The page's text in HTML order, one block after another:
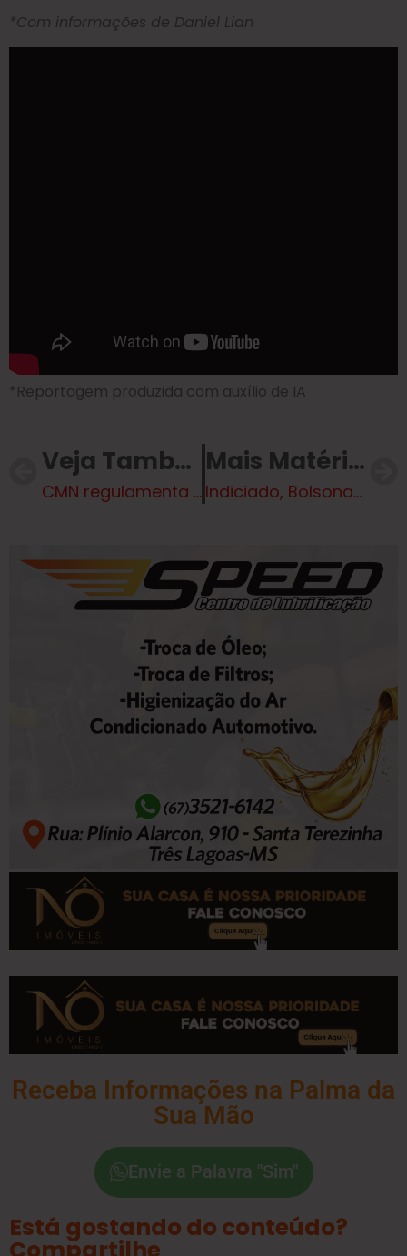
*Com informações de Daniel Lian
*Reportagem produzida com auxílio de IA
Veja Também
CMN regulamenta uso de imóveis como garantia em financiamentos
Mais Matérias
Indiciado, Bolsonaro surpreende em entrevista: “O sistema me quer morto”
Receba Informações na Palma da
Sua Mão
Envie a Palavra "Sim"
Está gostando do conteúdo?